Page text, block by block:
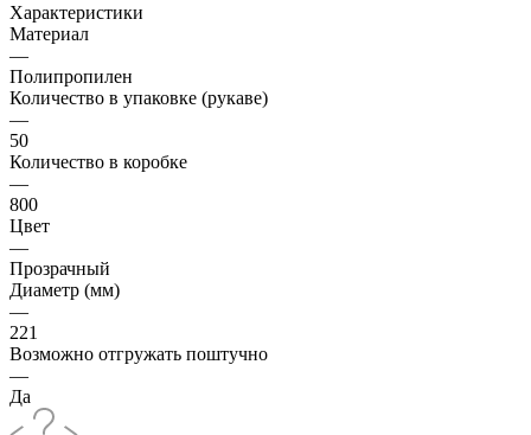
Характеристики
Материал
—
Полипропилен
Количество в упаковке (рукаве)
—
50
Количество в коробке
—
800
Цвет
—
Прозрачный
Диаметр (мм)
—
221
Возможно отгружать поштучно
—
Да